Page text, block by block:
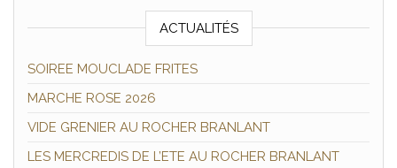
ACTUALITÉS
SOIREE MOUCLADE FRITES
MARCHE ROSE 2026
VIDE GRENIER AU ROCHER BRANLANT
LES MERCREDIS DE L’ETE AU ROCHER BRANLANT